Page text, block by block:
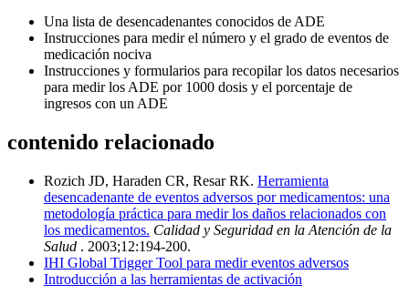
Una lista de desencadenantes conocidos de ADE
Instrucciones para medir el número y el grado de eventos de
medicación nociva
Instrucciones y formularios para recopilar los datos necesarios
para medir los ADE por 1000 dosis y el porcentaje de
ingresos con un ADE
contenido relacionado
Rozich JD, Haraden CR, Resar RK. Herramienta
desencadenante de eventos adversos por medicamentos: una
metodología práctica para medir los daños relacionados con
los medicamentos. Calidad y Seguridad en la Atención de la
Salud . 2003;12:194-200.
IHI Global Trigger Tool para medir eventos adversos
Introducción a las herramientas de activación